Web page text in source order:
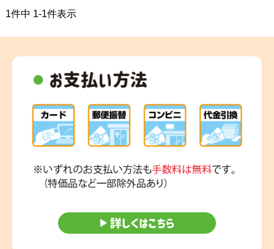
1件中 1-1件表示